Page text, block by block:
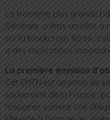
La troisième plus grande
Générale, a émis un billet à
sur la blockchain Tezos ;
a des implications
La première émission
Cet EMTN est un jeton de
souveraine de la France ;
l’imaginer comme une